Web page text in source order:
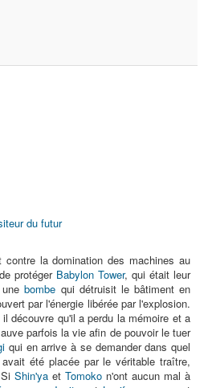
du futur
la domination des machines au
protéger Babylon Tower, qui était leur
bombe qui détruisit le bâtiment en
par l'énergie libérée par l'explosion.
découvre qu'il a perdu la mémoire et a
parfois la vie afin de pouvoir le tuer
qui en arrive à se demander dans quel
été placée par le véritable traître,
SiShin'ya etTomoko n'ont aucun mal à